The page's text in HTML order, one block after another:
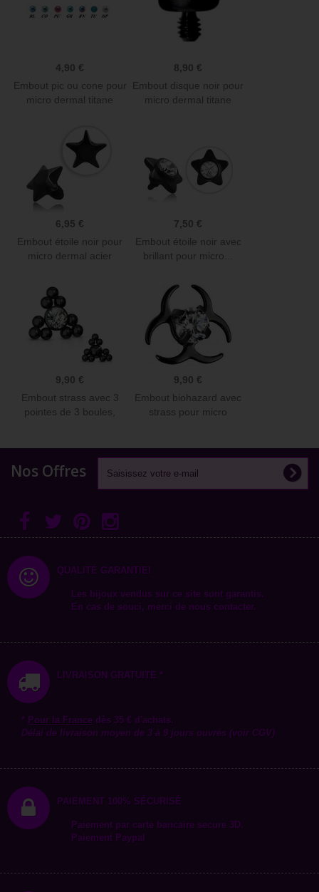
4,90 €
Embout pic ou cone pour
micro dermal titane
8,90 €
Embout disque noir pour
micro dermal titane
6,95 €
Embout étoile noir pour
micro dermal acier
7,50 €
Embout étoile noir avec
brillant pour micro...
9,90 €
Embout strass avec 3
pointes de 3 boules,
9,90 €
Embout biohazard avec
strass pour micro
Nos Offres
QUALITÉ GARANTIE!
Les bijoux vendus sur ce site sont garantis.
En cas de souci, merci de nous contacter.
LIVRAISON GRATUITE *
* Pour la France dès 35 € d'achats.
Délai de livraison moyen de 3 à 9 jours ouvrés (voir CGV)
PAIEMENT 100% SÉCURISÉ
Paiement par carte bancaire secure 3D.
Paiement Paypal